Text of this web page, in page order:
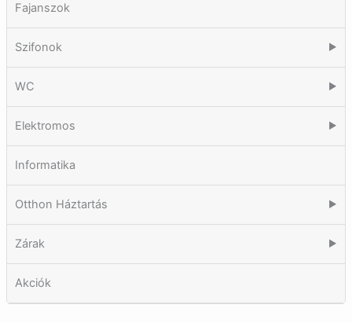
Fajanszok
Szifonok ▶
WC ▶
Elektromos ▶
Informatika
Otthon Háztartás ▶
Zárak ▶
Akciók